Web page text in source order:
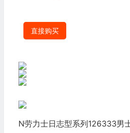
直接购买
N劳力士日志型系列126333男